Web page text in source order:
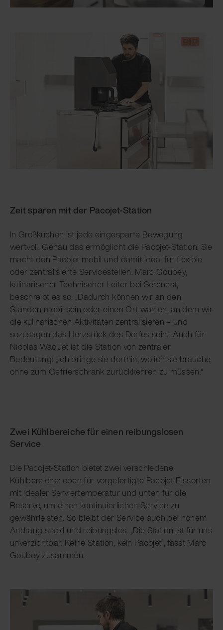
Zeit sparen mit der Pacojet-Station
In Großküchen ist jede eingesparte Bewegung
wertvoll. Genau das ermöglicht die Pacojet-Station: Sie
macht den Pacojet mobil und damit ideal für flexible
oder zentralisierte Servicestellen. Marc Goubey,
kulinarischer Technischer Leiter bei Serenest,
beschreibt es so: „Dadurch können wir an den
Ständen mobil sein oder einen Ort wählen, an dem wir
die kulinarischen Aktivitäten zentralisieren – und
sozusagen das Herzstück des Dorfes sein.“ Auch für
Nicolas Waquet ist die Station von zentraler
Bedeutung: „Ich bringe sie dorthin, wo ich sie brauche,
ohne zum Gefrierschrank zurückkehren zu müssen.“
Zwei Kühlbereiche für einen reibungslosen
Service
Die Pacojet-Station bietet zwei verschiedene
Kühlbereiche: oben für vorgefertigte Pacojet-Eissorten
mit idealer Serviertemperatur und unten für die
Reserve, um einen kontinuierlichen Service zu
gewährleisten. So bleibt der Service auch bei hohem
Andrang stabil und reibungslos. „Die Station ist für uns
unverzichtbar. Keine Station, kein Pacojet“, fasst Marc
Goubey zusammen.